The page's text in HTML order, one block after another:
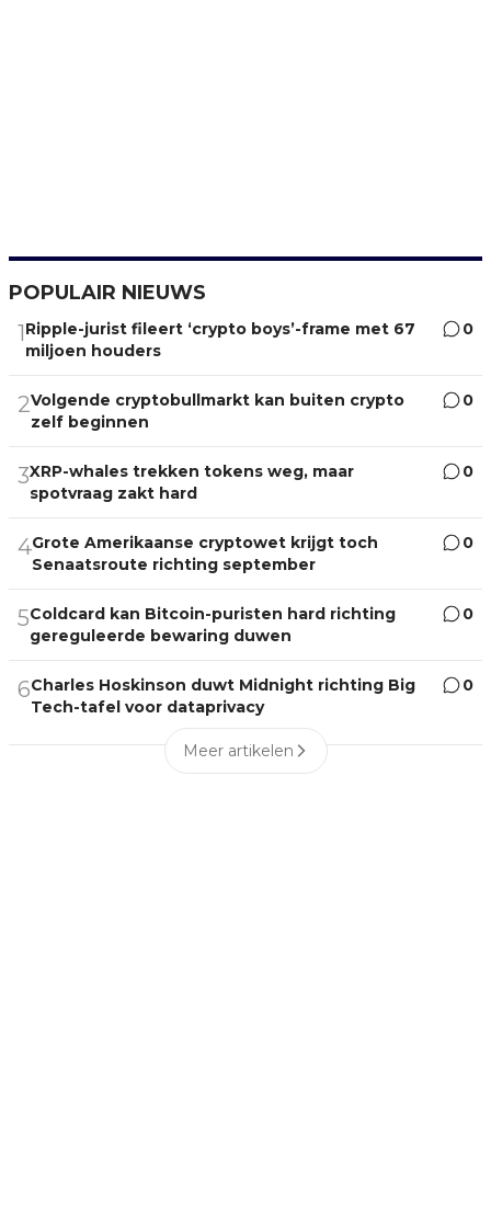
POPULAIR NIEUWS
1Ripple-jurist fileert ‘crypto boys’-frame met 67
miljoen houders
0
2Volgende cryptobullmarkt kan buiten crypto
zelf beginnen
0
3XRP-whales trekken tokens weg, maar
spotvraag zakt hard
0
4Grote Amerikaanse cryptowet krijgt toch
Senaatsroute richting september
0
5Coldcard kan Bitcoin-puristen hard richting
gereguleerde bewaring duwen
0
6Charles Hoskinson duwt Midnight richting Big
Tech-tafel voor dataprivacy
0
Meer artikelen